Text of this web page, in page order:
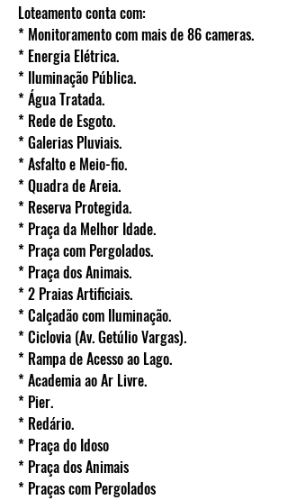
Loteamento conta com:
* Monitoramento com mais de 86 cameras.
* Energia Elétrica.
* Iluminação Pública.
* Água Tratada.
* Rede de Esgoto.
* Galerias Pluviais.
* Asfalto e Meio-fio.
* Quadra de Areia.
* Reserva Protegida.
* Praça da Melhor Idade.
* Praça com Pergolados.
* Praça dos Animais.
* 2 Praias Artificiais.
* Calçadão com Iluminação.
* Ciclovia (Av. Getúlio Vargas).
* Rampa de Acesso ao Lago.
* Academia ao Ar Livre.
* Pier.
* Redário.
* Praça do Idoso
* Praça dos Animais
* Praças com Pergolados